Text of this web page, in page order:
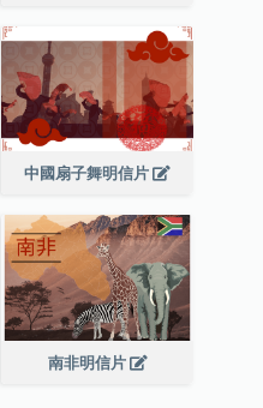
中國扇子舞明信片
南非明信片